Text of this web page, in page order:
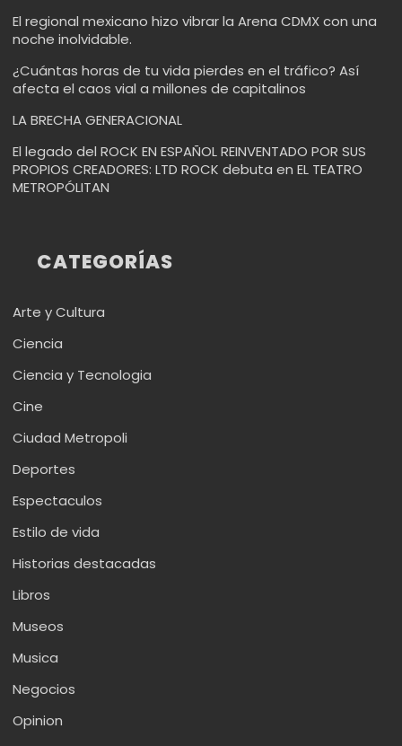
El regional mexicano hizo vibrar la Arena CDMX con una
noche inolvidable.
¿Cuántas horas de tu vida pierdes en el tráfico? Así
afecta el caos vial a millones de capitalinos
LA BRECHA GENERACIONAL
El legado del ROCK EN ESPAÑOL REINVENTADO POR SUS
PROPIOS CREADORES: LTD ROCK debuta en EL TEATRO
METROPÓLITAN
CATEGORÍAS
Arte y Cultura
Ciencia
Ciencia y Tecnologia
Cine
Ciudad Metropoli
Deportes
Espectaculos
Estilo de vida
Historias destacadas
Libros
Museos
Musica
Negocios
Opinion